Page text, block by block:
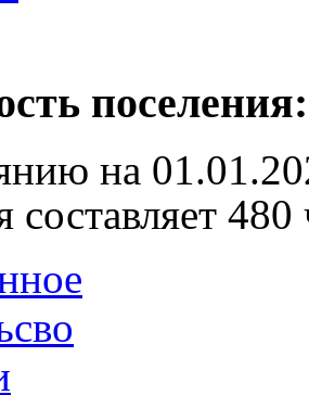
поселения:
на
составляет 480